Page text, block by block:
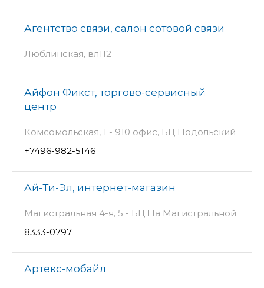
Агентство связи, салон сотовой связи
Люблинская, вл112
Айфон Фикст, торгово-сервисный
центр
Комсомольская, 1 - 910 офис, БЦ Подольский
+7496-982-5146
Ай-Ти-Эл, интернет-магазин
Магистральная 4-я, 5 - БЦ На Магистральной
8333-0797
Артекс-мобайл